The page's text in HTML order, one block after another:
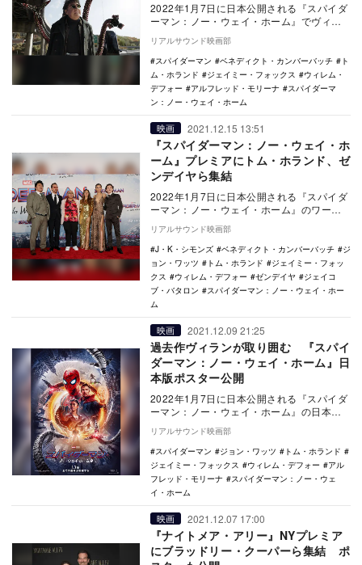
2022年1月7日に日本公開される『スパイダ
ーマン：ノー・ウェイ・ホーム』でヴィラ
ンを演じるキャスト陣によるコメント映像
が公開さ…
リアルサウンド映画部
スパイダーマン
ベネディクト・カンバーバッチ
ト
ム・ホランド
ジェイミー・フォックス
ウィレム・
デフォー
アルフレッド・モリーナ
スパイダーマ
ン：ノー・ウェイ・ホーム
映画 2021.12.15 13:51
『スパイダーマン：ノー・ウェイ・ホ
ーム』プレミアにトム・ホランド、ゼ
ンデイヤら集結
2022年1月7日に日本公開される『スパイダ
ーマン：ノー・ウェイ・ホーム』のワール
ドプレミアが、現地時間12月13日にアメリ
カ・…
リアルサウンド映画部
J・K・シモンズ
ベネディクト・カンバーバッチ
ジ
ョン・ワッツ
トム・ホランド
ジェイミー・フォッ
クス
ウィレム・デフォー ゼンデイヤ
ジェイコ
ブ・バタロン
スパイダーマン：ノー・ウェイ・ホー
ム
映画 2021.12.09 21:25
過去作ヴィランが取り囲む 『スパイ
ダーマン：ノー・ウェイ・ホーム』日
本版ポスター公開
2022年1月7日に日本公開される『スパイダ
ーマン：ノー・ウェイ・ホーム』の日本版
ポスタービジュアルが公開された。 世
界…
リアルサウンド映画部
スパイダーマン
ジョン・ワッツ
トム・ホランド
ジェイミー・フォックス
ウィレム・デフォー
アル
フレッド・モリーナ
スパイダーマン：ノー・ウェ
イ・ホーム
映画 2021.12.07 17:00
『ナイトメア・アリー』NYプレミア
にブラッドリー・クーパーら集結 ポ